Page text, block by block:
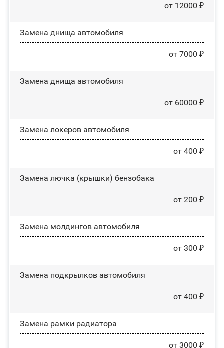
от 12000 ₽
Замена днища автомобиля
от 7000 ₽
Замена днища автомобиля
от 60000 ₽
Замена лoĸepoв автомобиля
от 400 ₽
Замена лючка (крышки) бензобака
от 200 ₽
Замена молдингов автомобиля
от 300 ₽
Замена пoдĸpылĸoв автомобиля
от 400 ₽
Замена рамки радиатора
от 3000 ₽